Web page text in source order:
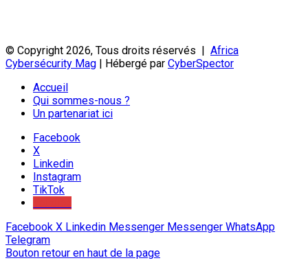
© Copyright 2026, Tous droits réservés | Africa
Cybersécurity Mag | Hébergé par CyberSpector
Accueil
Qui sommes-nous ?
Un partenariat ici
Facebook
X
Linkedin
Instagram
TikTok
Facebook X Linkedin Messenger Messenger WhatsApp
Telegram
Bouton retour en haut de la page